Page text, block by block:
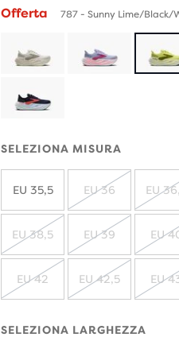
Offerta 787 - Sunny Lime/Black/
SELEZIONA MISURA
EU 35,5
ESAURITO
EU 36 EU
ESAURITO
EU 38,5
ESAURITO
EU 39 EU
ESAURITO
EU 42
ESAURITO
EU 42,5 EU
SELEZIONA LARGHEZZA